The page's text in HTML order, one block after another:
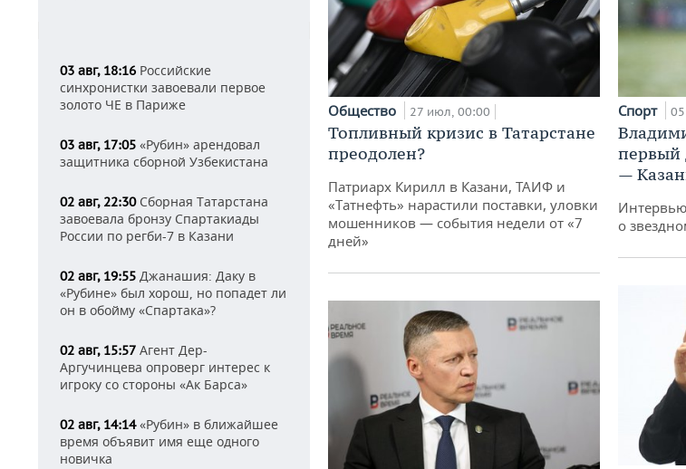
03 авг, 18:16 Российские
синхронистки завоевали первое
золото ЧЕ в Париже
03 авг, 17:05 «Рубин» арендовал
защитника сборной Узбекистана
02 авг, 22:30Сборная Татарстана
завоевала бронзу Спартакиады
России по регби-7 в Казани
02 авг, 19:55 Джанашия: Даку в
«Рубине» был хорош, но попадет ли
он в обойму «Спартака»?
02 авг, 15:57 Агент Дер-
Аргучинцева опроверг интерес к
игроку со стороны «Ак Барса»
02 авг, 14:14«Рубин» в ближайшее
время объявит имя еще одного
новичка
Общество 27 июл, 00:00
Топливный кризис в Татарстане
преодолен?
Патриарх Кирилл в Казани, ТАИФ и
«Татнефть» нарастили поставки, уловки
мошенников — события недели от «7
дней»
Спорт
первый
—
о